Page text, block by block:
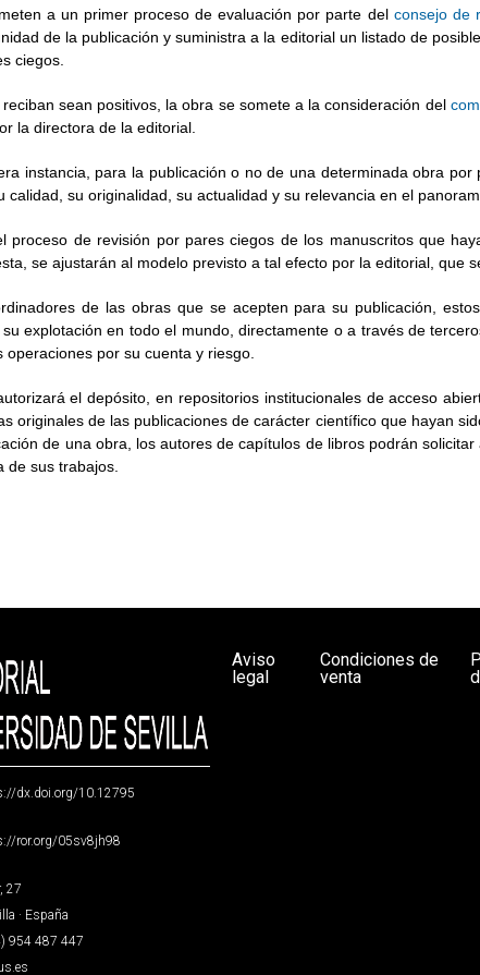
a un primer proceso de evaluación por parte del consejo de
de la publicación y suministra a la editorial un listado de
ciegos.
sean positivos, la obra se somete a la consideración del
la directora de la editorial.
instancia, para la publicación o no de una determinada obra
su originalidad, su actualidad y su relevancia en el
proceso de revisión por pares ciegos de los manuscritos que
se ajustarán al modelo previsto a tal efecto por la editorial, que
de las obras que se acepten para su publicación,
explotación en todo el mundo, directamente o a través de
por su cuenta y riesgo.
el depósito, en repositorios institucionales de acceso
originales de las publicaciones de carácter científico que hayan
de una obra, los autores de capítulos de libros podrán
de sus trabajos.
dx.doi.org/10.12795
ror.org/05sv8jh98
27
· España
954 487 447
Aviso
legal
Condiciones de
venta